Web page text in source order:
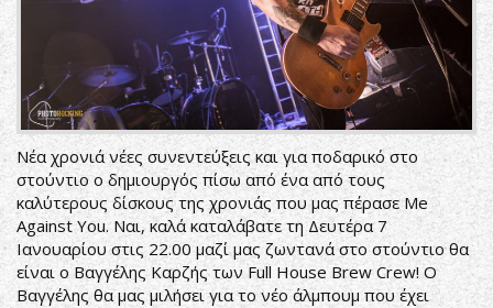
Νέα χρονιά νέες συνεντεύξεις και για ποδαρικό στο
στούντιο ο δημιουργός πίσω από ένα από τους
καλύτερους δίσκους της χρονιάς που μας πέρασε Me
Against You. Ναι, καλά καταλάβατε τη Δευτέρα 7
Ιανουαρίου στις 22.00 μαζί μας ζωντανά στο στούντιο θα
είναι ο Βαγγέλης Καρζής των Full House Brew Crew! O
Βαγγέλης θα μας μιλήσει για το νέο άλμπουμ που έχει